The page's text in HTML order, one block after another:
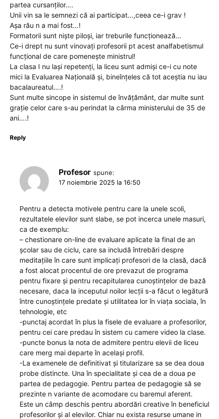
partea cursanților….
Unii vin sa le semnezi că ai participat…,ceea ce-i grav !
Așa rău n a mai fost…!
Formatorii sunt niște piloși, iar treburile funcționează…
Ce-i drept nu sunt vinovați profesorii pt acest analfabetismul
funcțional de care pomenește ministrul!
La clasa I nu lași repetenți, la liceu sunt admiși ce-i cu note
mici la Evaluarea Națională și, bineînțeles că tot aceștia nu iau
bacalaureatul….!
Sunt multe sincope in sistemul de învățământ, dar multe sunt
grație celor care s-au perindat la cârma ministerului de 35 de
ani….!
Reply
Profesor spune:
17 noiembrie 2025 la 16:50
Pentru a detecta motivele pentru care la unele scoli,
rezultatele elevilor sunt slabe, se pot incerca unele masuri,
ca de exemplu:
– chestionare on-line de evaluare aplicate la final de an
școlar sau de ciclu, care sa includă întrebări despre
meditațiile în care sunt implicați profesori de la clasă, dacă
a fost alocat procentul de ore prevazut de programa
pentru fixare și pentru recapitularea cunoștințelor de bază
necesare, daca la inceputul noilor lecții s-a făcut o legătură
între cunoștințele predate și utilitatea lor în viața sociala, în
tehnologie, etc
-punctaj acordat în plus la fisele de evaluare a profesorilor,
pentru cei care predau în sistem cu camere video la clase.
-puncte bonus la nota de admitere pentru elevii de liceu
care merg mai departe în același profil.
-La examenele de definitivat și titularizare sa se dea doua
probe distincte. Una în specialitate și cea de a doua pe
partea de pedagogie. Pentru partea de pedagogie să se
prezinte n variante de acomodare cu baremul aferent.
Este un câmp deschis pentru abordări creative în beneficiul
profesorilor și al elevilor. Chiar nu exista resurse umane in